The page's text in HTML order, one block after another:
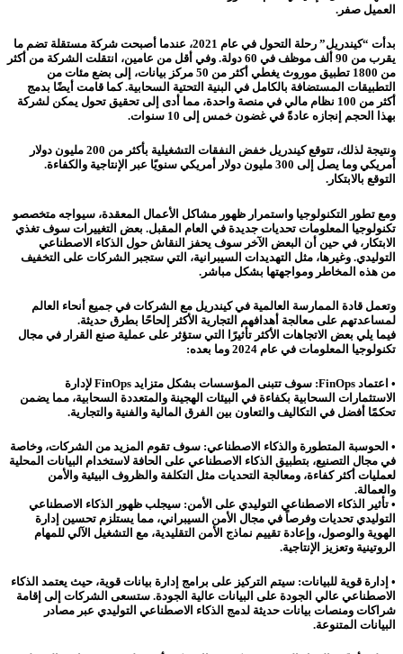
العميل صفر.
بدأت “كيندريل” رحلة التحول في عام 2021، عندما أصبحت شركة مستقلة تضم ما
يقرب من 90 ألف موظف في 60 دولة. وفي أقل من عامين، انتقلت الشركة من أكثر
من 1800 تطبيق موروث يغطي أكثر من 50 مركز بيانات، إلى بضع مئات من
التطبيقات المستضافة بالكامل في البنية التحتية السحابية. كما قامت أيضًا بدمج
أكثر من 100 نظام مالي في منصة واحدة، مما أدى إلى تحقيق تحول يمكن لشركة
بهذا الحجم إنجازه عادةً في غضون خمس إلى 10 سنوات.
ونتيجة لذلك، تتوقع كيندريل خفض النفقات التشغيلية بأكثر من 200 مليون دولار
أمريكي وما يصل إلى 300 مليون دولار أمريكي سنويًا عبر الإنتاجية والكفاءة.
التوقع بالابتكار.
ومع تطور التكنولوجيا واستمرار ظهور مشاكل الأعمال المعقدة، سيواجه متخصصو
تكنولوجيا المعلومات تحديات جديدة في العام المقبل. بعض التغييرات سوف تغذي
الابتكار، في حين أن البعض الآخر سوف يحفز النقاش حول الذكاء الاصطناعي
التوليدي. وغيرها، مثل التهديدات السيبرانية، التي ستجبر الشركات على التخفيف
من هذه المخاطر ومواجهتها بشكل مباشر.
وتعمل قادة الممارسة العالمية في كيندريل مع الشركات في جميع أنحاء العالم
لمساعدتهم على معالجة أهدافهم التجارية الأكثر إلحاحًا بطرق حديثة.
فيما يلي بعض الاتجاهات الأكثر تأثيرًا التي ستؤثر على عملية صنع القرار في مجال
تكنولوجيا المعلومات في عام 2024 وما بعده:
• اعتماد FinOps: سوف تتبنى المؤسسات بشكل متزايد FinOps لإدارة
الاستثمارات السحابية بكفاءة في البيئات الهجينة والمتعددة السحابية، مما يضمن
تحكمًا أفضل في التكاليف والتعاون بين الفرق المالية والفنية والتجارية.
• الحوسبة المتطورة والذكاء الاصطناعي: سوف تقوم المزيد من الشركات، وخاصة
في مجال التصنيع، بتطبيق الذكاء الاصطناعي على الحافة لاستخدام البيانات المحلية
لعمليات أكثر كفاءة، ومعالجة التحديات مثل التكلفة والظروف البيئية والأمن
والعمالة.
• تأثير الذكاء الاصطناعي التوليدي على الأمن: سيجلب ظهور الذكاء الاصطناعي
التوليدي تحديات وفرصاً في مجال الأمن السيبراني، مما يستلزم تحسين إدارة
الهوية والوصول، وإعادة تقييم نماذج الأمن التقليدية، مع التشغيل الآلي للمهام
الروتينية وتعزيز الإنتاجية.
• إدارة قوية للبيانات: سيتم التركيز على برامج إدارة بيانات قوية، حيث يعتمد الذكاء
الاصطناعي عالي الجودة على البيانات عالية الجودة. ستسعى الشركات إلى إقامة
شراكات ومنصات بيانات حديثة لدمج الذكاء الاصطناعي التوليدي عبر مصادر
البيانات المتنوعة.